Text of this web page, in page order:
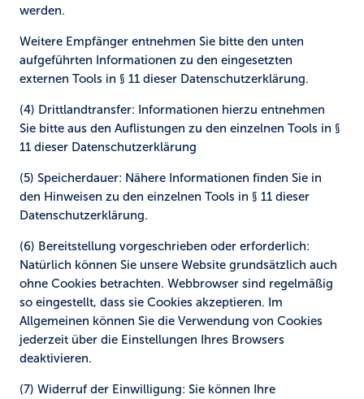
werden.
Weitere Empfänger entnehmen Sie bitte den unten
aufgeführten Informationen zu den eingesetzten
externen Tools in § 11 dieser Datenschutzerklärung.
(4) Drittlandtransfer: Informationen hierzu entnehmen
Sie bitte aus den Auflistungen zu den einzelnen Tools in §
11 dieser Datenschutzerklärung
(5) Speicherdauer: Nähere Informationen finden Sie in
den Hinweisen zu den einzelnen Tools in § 11 dieser
Datenschutzerklärung.
(6) Bereitstellung vorgeschrieben oder erforderlich:
Natürlich können Sie unsere Website grundsätzlich auch
ohne Cookies betrachten. Webbrowser sind regelmäßig
so eingestellt, dass sie Cookies akzeptieren. Im
Allgemeinen können Sie die Verwendung von Cookies
jederzeit über die Einstellungen Ihres Browsers
deaktivieren.
(7) Widerruf der Einwilligung: Sie können Ihre